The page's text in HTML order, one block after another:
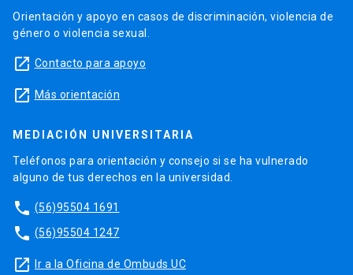
Orientación y apoyo en casos de discriminación, violencia de
género o violencia sexual.
launch Contacto para apoyo
launch Más orientación
MEDIACIÓN UNIVERSITARIA
Teléfonos para orientación y consejo si se ha vulnerado
alguno de tus derechos en la universidad.
phone (56)95504 1691
phone (56)95504 1247
launch Ir a la Oficina de Ombuds UC